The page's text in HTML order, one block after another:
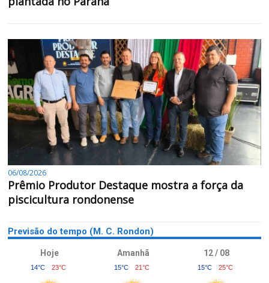
06/08/2026
Prêmio Produtor Destaque mostra a força da
piscicultura rondonense
Previsão do tempo (M. C. Rondon)
Hoje
14°C 23°C
Amanhã
15°C 21°C
12 / 08
15°C 25°C